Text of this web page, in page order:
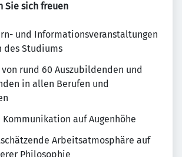
Sie sich freuen
und Informationsveranstaltungen
des Studiums
von rund 60 Auszubildenden und
in allen Berufen und
Kommunikation auf Augenhöhe
Arbeitsatmosphäre auf
Philosophie